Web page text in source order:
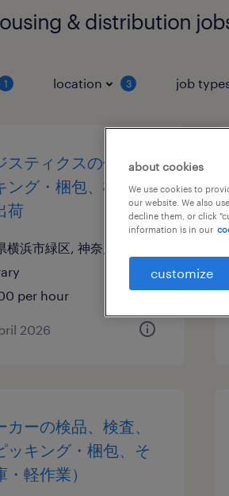
& distribution
1 location 3 job
スティクスの仕分
ング・梱包、検査、
荷
横浜市緑区, 神奈川県
per hour
2026
カーの検品、検査、
ッキング・梱包、そ
軽作業）
about cookies
We use cookies to
our website. We also
decline them, or click
information is in our
customize